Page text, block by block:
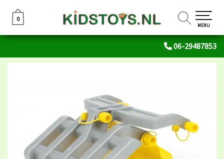
06-29487853
0
0
MENU